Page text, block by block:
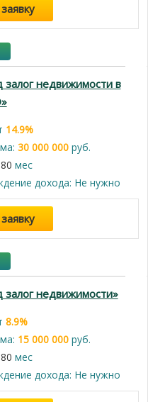
недвижимости в
14.9%
30 000 000руб.
мес
дохода: Не нужно
недвижимости»
8.9%
15 000 000руб.
мес
дохода: Не нужно